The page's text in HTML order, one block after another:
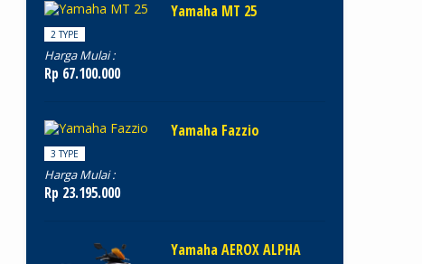
Yamaha MT 25
2 TYPE
Harga Mulai :
Rp 67.100.000
Yamaha Fazzio
3 TYPE
Harga Mulai :
Rp 23.195.000
Yamaha AEROX ALPHA